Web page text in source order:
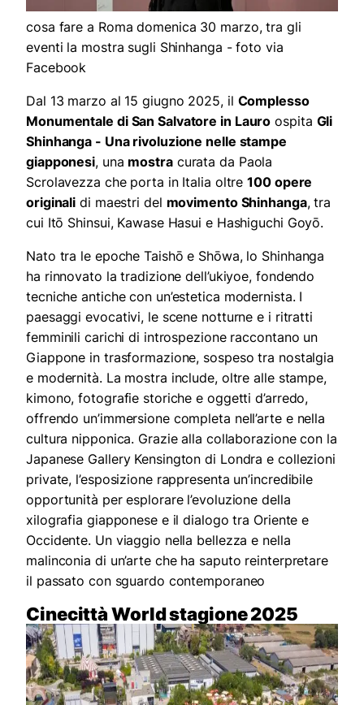
cosa fare a Roma domenica 30 marzo, tra gli
eventi la mostra sugli Shinhanga - foto via
Facebook
Dal 13 marzo al 15 giugno 2025, il Complesso
Monumentale di San Salvatore in Lauro ospita Gli
Shinhanga - Una rivoluzione nelle stampe
giapponesi, una mostracurata da Paola
Scrolavezza che porta in Italia oltre100 opere
originali di maestri del movimento Shinhanga, tra
cui Itō Shinsui, Kawase Hasui e Hashiguchi Goyō.
Nato tra le epoche Taishō e Shōwa, lo Shinhanga
ha rinnovato la tradizione dell’ukiyoe, fondendo
tecniche antiche con un’estetica modernista. I
paesaggi evocativi, le scene notturne e i ritratti
femminili carichi di introspezione raccontano un
Giappone in trasformazione, sospeso tra nostalgia
e modernità. La mostra include, oltre alle stampe,
kimono, fotografie storiche e oggetti d’arredo,
offrendo un’immersione completa nell’arte e nella
cultura nipponica. Grazie alla collaborazione con la
Japanese Gallery Kensington di Londra e collezioni
private, l’esposizione rappresenta un’incredibile
opportunità per esplorare l’evoluzione della
xilografia giapponese e il dialogo tra Oriente e
Occidente. Un viaggio nella bellezza e nella
malinconia di un’arte che ha saputo reinterpretare
il passato con sguardo contemporaneo
Cinecittà World stagione 2025